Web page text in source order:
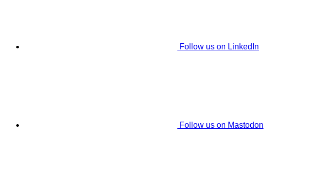
Follow us on LinkedIn
Follow us on Mastodon